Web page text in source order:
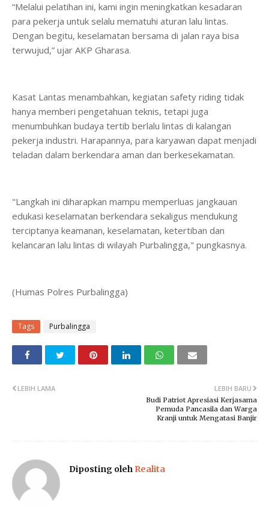
“Melalui pelatihan ini, kami ingin meningkatkan kesadaran
para pekerja untuk selalu mematuhi aturan lalu lintas.
Dengan begitu, keselamatan bersama di jalan raya bisa
terwujud,” ujar AKP Gharasa.
Kasat Lantas menambahkan, kegiatan safety riding tidak
hanya memberi pengetahuan teknis, tetapi juga
menumbuhkan budaya tertib berlalu lintas di kalangan
pekerja industri. Harapannya, para karyawan dapat menjadi
teladan dalam berkendara aman dan berkesekamatan.
"Langkah ini diharapkan mampu memperluas jangkauan
edukasi keselamatan berkendara sekaligus mendukung
terciptanya keamanan, keselamatan, ketertiban dan
kelancaran lalu lintas di wilayah Purbalingga," pungkasnya.
(Humas Polres Purbalingga)
Tags Purbalingga
LEBIH BARU
Budi Patriot Apresiasi Kerjasama
Pemuda Pancasila dan Warga
Kranji untuk Mengatasi Banjir
LEBIH LAMA
Diposting oleh Realita